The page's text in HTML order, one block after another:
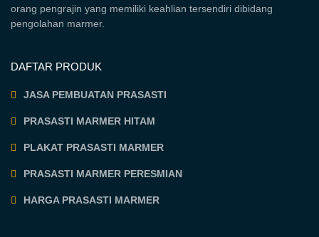
orang pengrajin yang memiliki keahlian tersendiri dibidang
pengolahan marmer.
DAFTAR PRODUK
JASA PEMBUATAN PRASASTI
PRASASTI MARMER HITAM
PLAKAT PRASASTI MARMER
PRASASTI MARMER PERESMIAN
HARGA PRASASTI MARMER